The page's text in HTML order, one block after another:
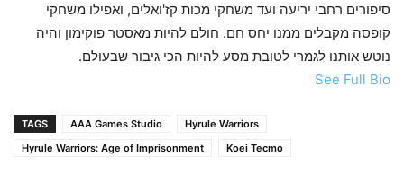
סיפורים רחבי יריעה ועד משחקי מכות קז'ואלים, ואפילו משחקי
קופסה מקבלים ממנו יחס חם. חולם להיות מאסטר פוקימון והיה
נוטש אותנו לגמרי לטובת מסע להיות הכי גיבור שבעולם.
See Full Bio
TAGS AAA Games Studio
Hyrule Warriors
Hyrule Warriors: Age of Imprisonment
Koei Tecmo